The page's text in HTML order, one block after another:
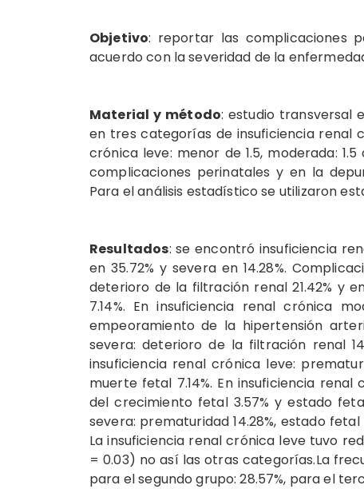
Objetivo: reportar las complicaciones
acuerdo con la severidad de la
Material y método: estudio transversal
en tres categorías de insuficiencia renal
crónica leve: menor de 1.5, moderada:
complicaciones perinatales y en la
Para el análisis estadístico se utilizaron
Resultados: se encontró insuficiencia
en 35.72% y severa en 14.28%.
deterioro de la filtración renal 21.42% y
7.14%. En insuficiencia renal crónica
empeoramiento de la hipertensión
severa: deterioro de la filtración renal
insuficiencia renal crónica leve:
muerte fetal 7.14%. En insuficiencia
del crecimiento fetal 3.57% y estado
severa: prematuridad 14.28%, estado
La insuficiencia renal crónica leve tuvo
= 0.03) no así las otras categorías.La
para el segundo grupo: 28.57%, para el